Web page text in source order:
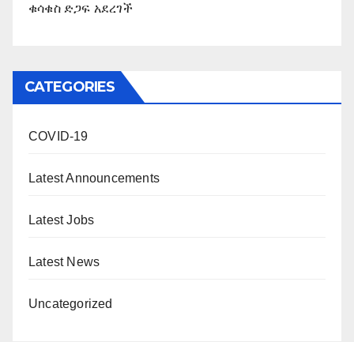
ቁሳቁስ ድጋፍ አደረገች
CATEGORIES
COVID-19
Latest Announcements
Latest Jobs
Latest News
Uncategorized